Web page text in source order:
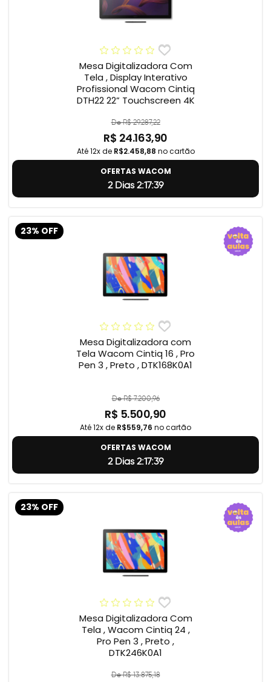
Mesa Digitalizadora Com
Tela , Display Interativo
Profissional Wacom Cintiq
DTH22 22” Touchscreen 4K
De R$ 29.287,22
R$ 24.163,90
Até 12x de R$2.458,88 no cartão
OFERTAS WACOM
2 Dias 2:17:38
23% OFF
Mesa Digitalizadora com
Tela Wacom Cintiq 16 , Pro
Pen 3 , Preto , DTK168K0A1
De R$ 7.200,96
R$ 5.500,90
Até 12x de R$559,76 no cartão
OFERTAS WACOM
2 Dias 2:17:38
23% OFF
Mesa Digitalizadora Com
Tela , Wacom Cintiq 24 ,
Pro Pen 3 , Preto ,
DTK246K0A1
De R$ 13.875,18